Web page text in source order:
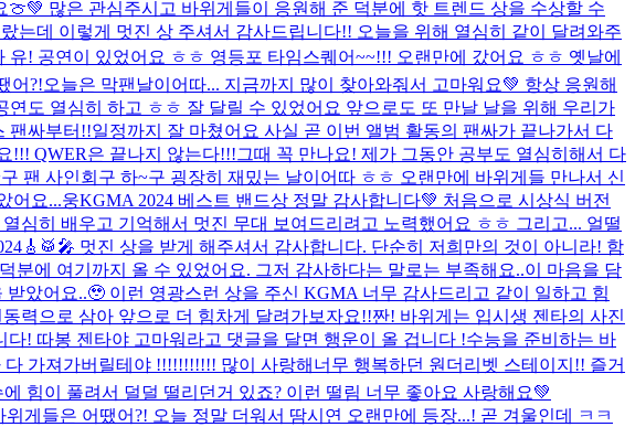
많은 관심주시고 바위게들이 응원해 준 덕분에 핫 트렌드 상을 수상할 수
는데 이렇게 멋진 상 주셔서 감사드립니다!! 오늘을 위해 열심히 같이 달려와주
유! 공연이 있었어요 ㅎㅎ 영등포 타임스퀘어~~!!! 오랜만에 갔어요 ㅎㅎ 옛날에
어?!오늘은 막팬날이어따... 지금까지 많이 찾아와줘서 고마워요💚 항상 응원해
도 열심히 하고 ㅎㅎ 잘 달릴 수 있었어요 앞으로도 또 만날 날을 위해 우리가
팬싸부터!!일정까지 잘 마쳤어요 사실 곧 이번 앨범 활동의 팬싸가 끝나가서 다
QWER은 끝나지 않는다!!!그때 꼭 만나요! 제가 그동안 공부도 열심히해서 다
팬 사인회구 하~구 굉장히 재밌는 날이어따 ㅎㅎ 오랜만에 바위게들 만나서 신
어요...웅KGMA 2024 베스트 밴드상 정말 감사합니다💚 처음으로 시상식 버전
심히 배우고 기억해서 멋진 무대 보여드리려고 노력했어요 ㅎㅎ 그리고... 얼떨
멋진 상을 받게 해주셔서 감사합니다. 단순히 저희만의 것이 아니라! 함
에 여기까지 올 수 있었어요. 그저 감사하다는 말로는 부족해요..이 마음을 담
받았어요..🥹 이런 영광스런 상을 주신 KGMA 너무 감사드리고 같이 일하고 힘
력으로 삼아 앞으로 더 힘차게 달려가보자요!!짠! 바위게는 입시생 젠타의 사진
! 따봉 젠타야 고마워라고 댓글을 달면 행운이 올 겁니다 !수능을 준비하는 바
가져가버릴테야 !!!!!!!!!!! 많이 사랑해 너무 행복하던 원더리벳 스테이지!! 즐거
힘이 풀려서 덜덜 떨리던거 있죠? 이런 떨림 너무 좋아요 사랑해요💚
게들은 어땠어?! 오늘 정말 더워서 땀시연 오랜만에 등장...! 곧 겨울인데 ㅋㅋ